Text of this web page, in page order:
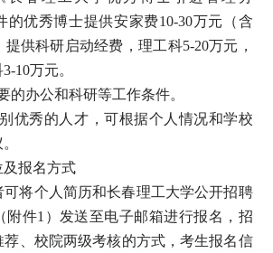
的优秀博士提供安家费10-30万元（含
供科研启动经费，理工科5-20万元，
10万元。
的办公和科研等工作条件。
优秀的人才，可根据个人情况和学校
及报名方式
可将个人简历和长春理工大学公开招聘
附件1） 发送至电子邮箱进行报名，招
、校院两级考核的方式，考生报名信